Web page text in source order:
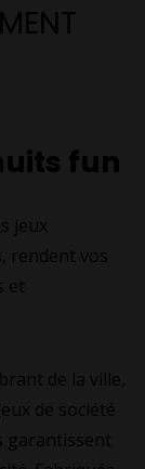
fun
jeux
rendent vos
et
de la ville,
de société
garantissent